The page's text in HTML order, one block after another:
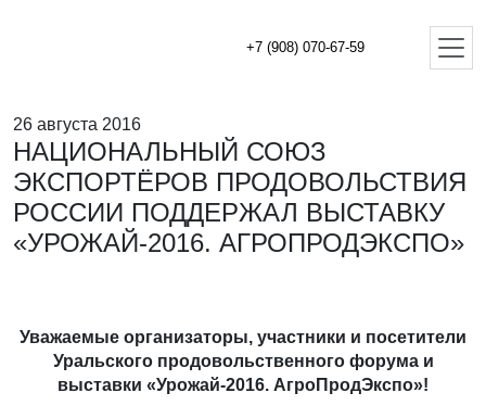
+7 (908) 070-67-59
26 августа 2016
НАЦИОНАЛЬНЫЙ СОЮЗ
ЭКСПОРТЁРОВ ПРОДОВОЛЬСТВИЯ
РОССИИ ПОДДЕРЖАЛ ВЫСТАВКУ
«УРОЖАЙ-2016. АГРОПРОДЭКСПО»
Уважаемые организаторы, участники и посетители
Уральского продовольственного форума и
выставки «Урожай-2016. АгроПродЭкспо»!